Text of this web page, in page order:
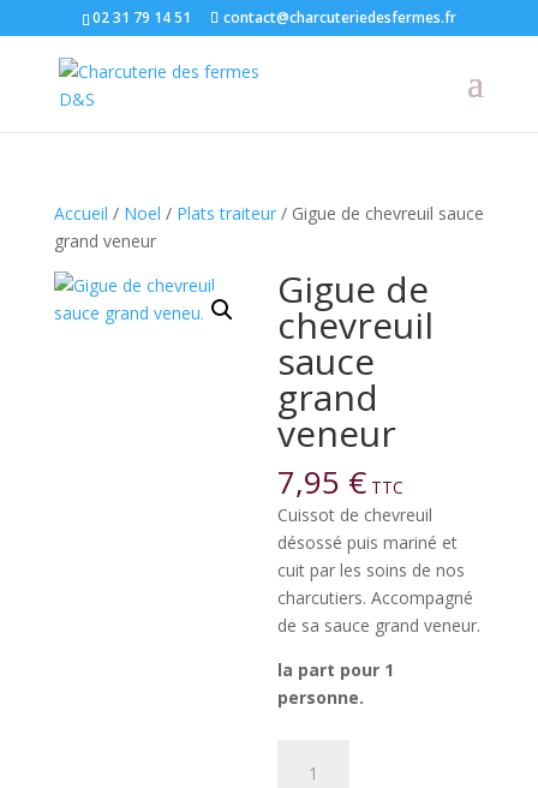
02 31 79 14 51 contact@charcuteriedesfermes.fr
Accueil / Noel / Plats traiteur/ Gigue de chevreuil sauce
grand veneur
Gigue de
chevreuil
sauce
grand
veneur
7,95 € TTC
Cuissot de chevreuil
désossé puis mariné et
cuit par les soins de nos
charcutiers. Accompagné
de sa sauce grand veneur.
la part pour 1
personne.